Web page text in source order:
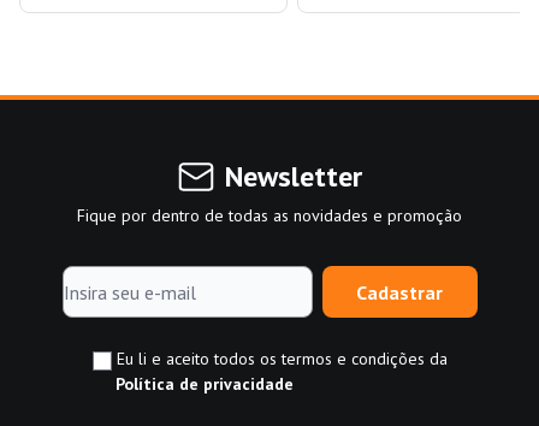
Newsletter
Fique por dentro de todas as novidades e promoção
Cadastrar
Eu li e aceito todos os termos e condições da
Política de privacidade